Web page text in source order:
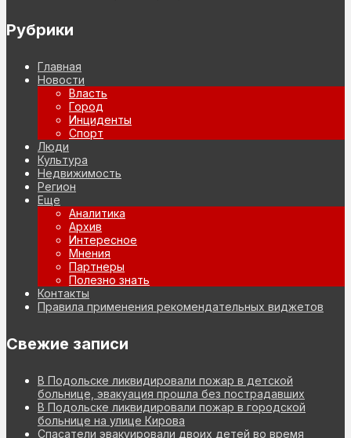
Рубрики
Главная
Новости
Власть
Город
Инциденты
Спорт
Люди
Культура
Недвижимость
Регион
Еще
Аналитика
Архив
Интересное
Мнения
Партнеры
Полезно знать
Контакты
Правила применения рекомендательных виджетов
Свежие записи
В Подольске ликвидировали пожар в детской
больнице, эвакуация прошла без пострадавших
В Подольске ликвидировали пожар в городской
больнице на улице Кирова
Спасатели эвакуировали двоих детей во время